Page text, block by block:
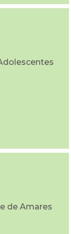
de Amares